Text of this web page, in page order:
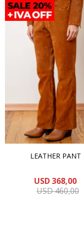
LEATHER PANT
USD368,00
USD460,00